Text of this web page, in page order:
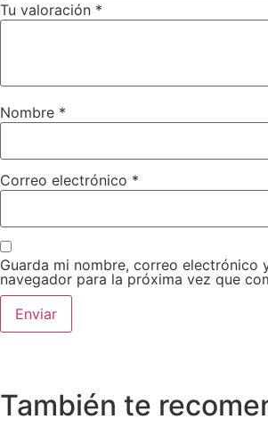
Tu valoración *
Nombre *
Correo electrónico *
Guarda mi nombre, correo electrónico
navegador para la próxima vez que
También te